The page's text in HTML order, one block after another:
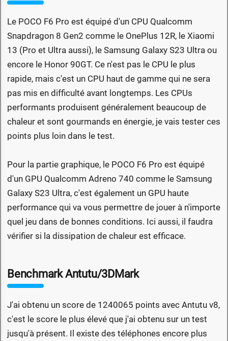
Le POCO F6 Pro est équipé d'un CPU Qualcomm
Snapdragon 8 Gen2 comme le OnePlus 12R, le Xiaomi
13 (Pro et Ultra aussi), le Samsung Galaxy S23 Ultra ou
encore le Honor 90GT. Ce n'est pas le CPU le plus
rapide, mais c'est un CPU haut de gamme qui ne sera
pas mis en difficulté avant longtemps. Les CPUs
performants produisent généralement beaucoup de
chaleur et sont gourmands en énergie, je vais tester ces
points plus loin dans le test.
Pour la partie graphique, le POCO F6 Pro est équipé
d'un GPU Qualcomm Adreno 740 comme le Samsung
Galaxy S23 Ultra, c'est également un GPU haute
performance qui va vous permettre de jouer à n'importe
quel jeu dans de bonnes conditions. Ici aussi, il faudra
vérifier si la dissipation de chaleur est efficace.
Benchmark Antutu/3DMark
J'ai obtenu un score de 1240065 points avec Antutu v8,
c'est le score le plus élevé que j'ai obtenu sur un test
jusqu'à présent. Il existe des téléphones encore plus